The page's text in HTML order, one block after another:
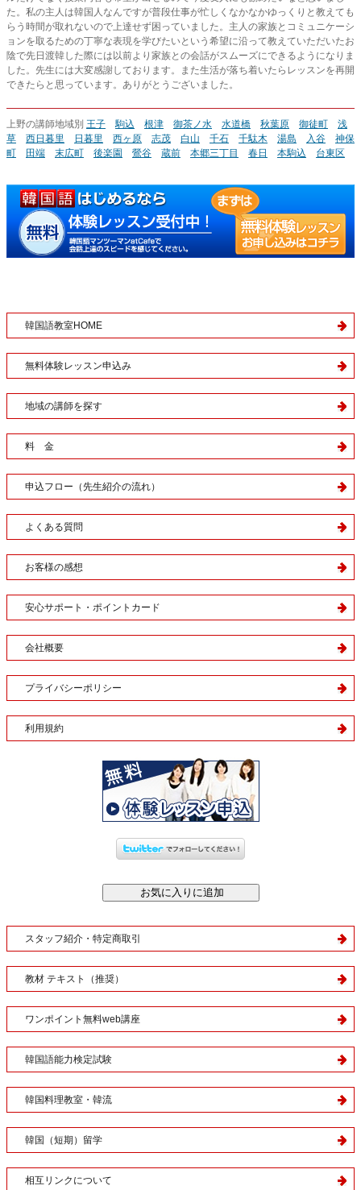
た。私の主人は韓国人なんですが普段仕事が忙しくなかなかゆっくりと教えても
らう時間が取れないので上達せず困っていました。主人の家族とコミュニケーシ
ョンを取るための丁寧な表現を学びたいという希望に沿って教えていただいたお
陰で先日渡韓した際には以前より家族との会話がスムーズにできるようになりま
した。先生には大変感謝しております。また生活が落ち着いたらレッスンを再開
できたらと思っています。ありがとうございました。
上野の講師地域別 王子 駒込 根津 御茶ノ水 水道橋 秋葉原 御徒町
浅
草
西日暮里 日暮里 西ヶ原 志茂 白山 千石 千駄木 湯島 入谷
神保
町
田端 末広町 後楽園 鶯谷 蔵前 本郷三丁目 春日 本駒込 台東区
韓国語教室HOME
無料体験レッスン申込み
地域の講師を探す
料 金
申込フロー（先生紹介の流れ）
よくある質問
お客様の感想
安心サポート・ポイントカード
会社概要
プライバシーポリシー
利用規約
スタッフ紹介・特定商取引
教材 テキスト（推奨）
ワンポイント無料web講座
韓国語能力検定試験
韓国料理教室・韓流
韓国（短期）留学
相互リンクについて